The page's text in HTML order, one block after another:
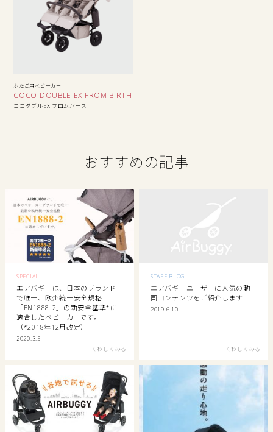
ふたご用ベビーカー
COCO DOUBLE EX FROM BIRTH
ココダブルEX フロムバース
おすすめの記事
SPECIAL
エアバギーは、日本のブランド
で唯一、欧州統一安全規格
「EN1888-2」の新安全基準*に
適合したベビーカーです。
（*2018年12月改定）
2020.3.5
くわしくみる
STAFF BLOG
エアバギーユーザーに人気の動
画コンテンツをご紹介します
2019.6.10
くわしくみる